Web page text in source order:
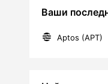
Ваши
Aptos (APT)